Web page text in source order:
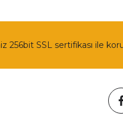
256bit SSL sertifikası ile